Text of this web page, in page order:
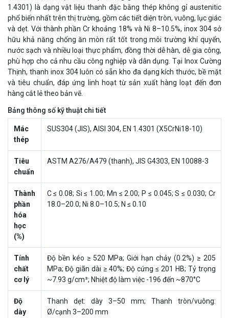
1.4301) là dạng vật liệu thanh đặc bằng thép không gỉ austenitic
phổ biến nhất trên thị trường, gồm các tiết diện tròn, vuông, lục giác
và dẹt. Với thành phần Cr khoảng 18% và Ni 8–10.5%, inox 304 sở
hữu khả năng chống ăn mòn rất tốt trong môi trường khí quyển,
nước sạch và nhiều loại thực phẩm, đồng thời dễ hàn, dễ gia công,
phù hợp cho cả nhu cầu công nghiệp và dân dụng. Tại Inox Cường
Thịnh, thanh inox 304 luôn có sẵn kho đa dạng kích thước, bề mặt
và tiêu chuẩn, đáp ứng linh hoạt từ sản xuất hàng loạt đến đơn
hàng cắt lẻ theo bản vẽ.
Bảng thông số kỹ thuật chi tiết
Mác
thép
SUS304 (JIS), AISI 304, EN 1.4301 (X5CrNi18-10)
Tiêu
chuẩn
ASTM A276/A479 (thanh), JIS G4303, EN 10088-3
Thành
phần
hóa
học
(%)
C ≤ 0.08; Si ≤ 1.00; Mn ≤ 2.00; P ≤ 0.045; S ≤ 0.030; Cr
18.0–20.0; Ni 8.0–10.5; N ≤ 0.10
Tính
chất
cơ lý
Độ bền kéo ≥ 520 MPa; Giới hạn chảy (0.2%) ≥ 205
MPa; Độ giãn dài ≥ 40%; Độ cứng ≤ 201 HB; Tỷ trọng
~7.93 g/cm³; Nhiệt độ làm việc -196 đến ~870°C
Độ
dày
Thanh dẹt: dày 3–50 mm; Thanh tròn/vuông:
Ø/cạnh 3–200 mm